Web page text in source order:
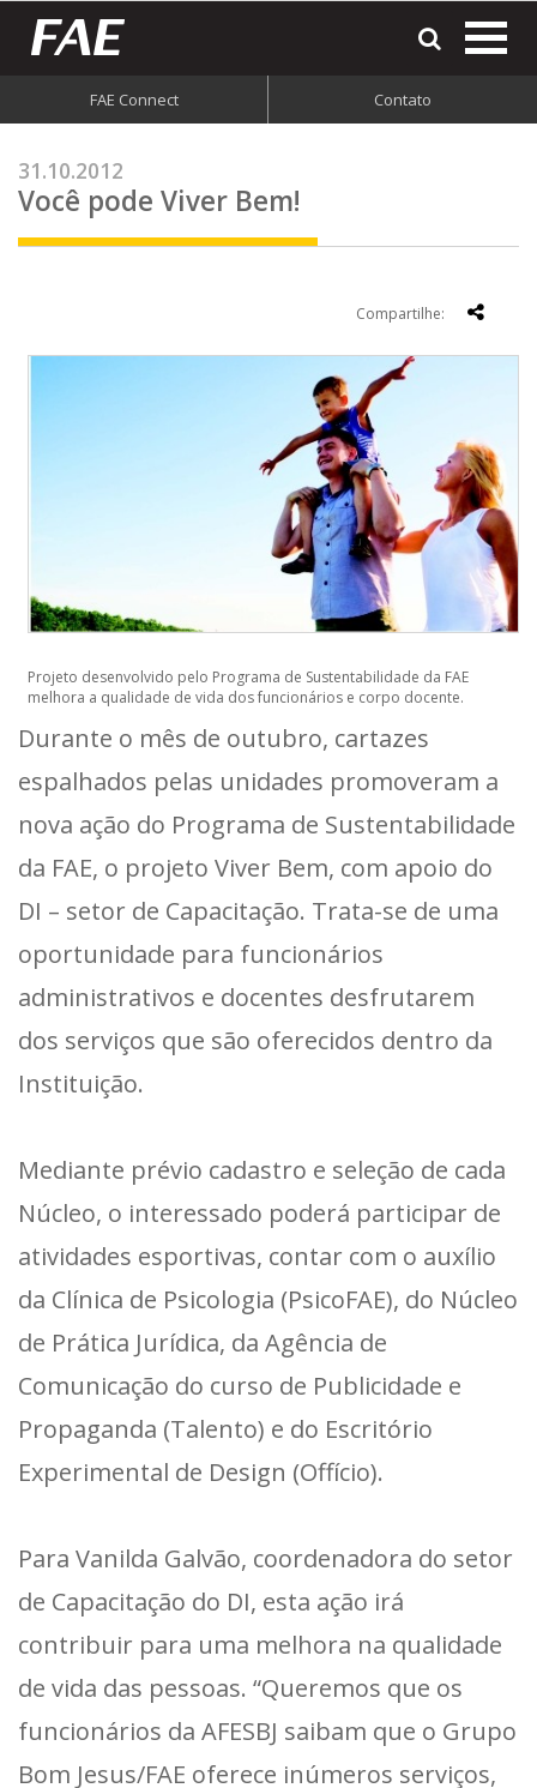
FAE Connect Contato
31.10.2012
Você pode Viver Bem!
Compartilhe:
Projeto desenvolvido pelo Programa de Sustentabilidade da FAE
melhora a qualidade de vida dos funcionários e corpo docente.
Durante o mês de outubro, cartazes
espalhados pelas unidades promoveram a
nova ação do Programa de Sustentabilidade
da FAE, o projeto Viver Bem, com apoio do
DI – setor de Capacitação. Trata-se de uma
oportunidade para funcionários
administrativos e docentes desfrutarem
dos serviços que são oferecidos dentro da
Instituição.
Mediante prévio cadastro e seleção de cada
Núcleo, o interessado poderá participar de
atividades esportivas, contar com o auxílio
da Clínica de Psicologia (PsicoFAE), do Núcleo
de Prática Jurídica, da Agência de
Comunicação do curso de Publicidade e
Propaganda (Talento) e do Escritório
Experimental de Design (Offício).
Para Vanilda Galvão, coordenadora do setor
de Capacitação do DI, esta ação irá
contribuir para uma melhora na qualidade
de vida das pessoas. “Queremos que os
funcionários da AFESBJ saibam que o Grupo
Bom Jesus/FAE oferece inúmeros serviços,